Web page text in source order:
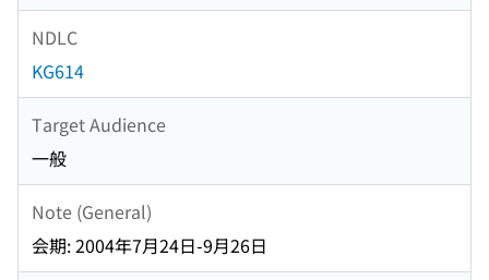
NDLC
KG614
Target Audience
一般
Note (General)
会期: 2004年7月24日-9月26日